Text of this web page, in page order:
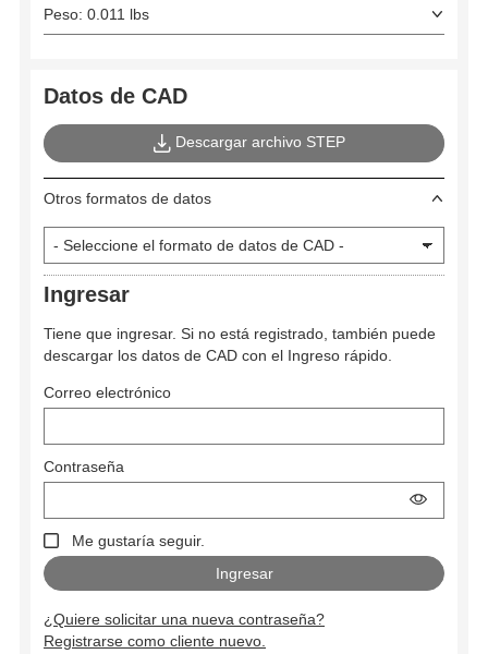
Peso: 0.011 lbs
Datos de CAD
Descargar archivo STEP
Otros formatos de datos
Ingresar
Tiene que ingresar. Si no está registrado, también puede
descargar los datos de CAD con el Ingreso rápido.
Correo electrónico
Contraseña
Me gustaría seguir.
¿Quiere solicitar una nueva contraseña?
Registrarse como cliente nuevo.